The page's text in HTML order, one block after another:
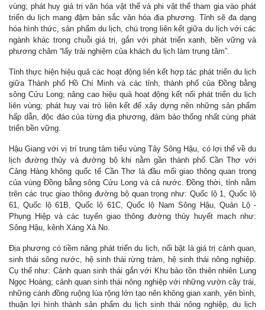
vùng; phát huy giá trị văn hóa vật thể và phi vật thể tham gia vào phát
triển du lịch mang đậm bản sắc văn hóa địa phương. Tỉnh sẽ đa dạng
hóa hình thức, sản phẩm du lịch, chú trọng liên kết giữa du lịch với các
ngành khác trong chuỗi giá trị, gắn với phát triển xanh, bền vững và
phương châm “lấy trải nghiệm của khách du lịch làm trung tâm”.
Tỉnh thực hiện hiệu quả các hoạt động liên kết hợp tác phát triển du lịch
giữa Thành phố Hồ Chí Minh và các tỉnh, thành phố của Đồng bằng
sông Cửu Long; nâng cao hiệu quả hoạt động kết nối phát triển du lịch
liên vùng; phát huy vai trò liên kết để xây dựng nên những sản phẩm
hấp dẫn, độc đáo của từng địa phương, đảm bảo thống nhất cùng phát
triển bền vững.
Hậu Giang với vị trí trung tâm tiểu vùng Tây Sông Hậu, có lợi thế về du
lịch đường thủy và đường bộ khi nằm gần thành phố Cần Thơ với
Cảng Hàng không quốc tế Cần Thơ là đầu mối giao thông quan trọng
của vùng Đồng bằng sông Cửu Long và cả nước. Đồng thời, tỉnh nằm
trên các trục giao thông đường bộ quan trọng như: Quốc lộ 1, Quốc lộ
61, Quốc lộ 61B, Quốc lộ 61C, Quốc lộ Nam Sông Hậu, Quản Lộ -
Phụng Hiệp và các tuyến giao thông đường thủy huyết mạch như:
Sông Hậu, kênh Xáng Xà No.
Địa phương có tiềm năng phát triển du lịch, nổi bật là giá trị cảnh quan,
sinh thái sông nước, hệ sinh thái rừng tràm, hệ sinh thái nông nghiệp.
Cụ thể như: Cảnh quan sinh thái gắn với Khu bảo tồn thiên nhiên Lung
Ngọc Hoàng; cảnh quan sinh thái nông nghiệp với những vườn cây trái,
những cánh đồng ruộng lúa rộng lớn tạo nên không gian xanh, yên bình,
thuận lợi hình thành sản phẩm du lịch sinh thái nông nghiệp, du lịch